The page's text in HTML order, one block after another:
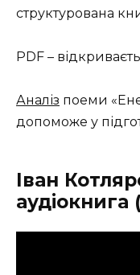
структурована
PDF –
Аналіз поеми
допоможе у
Іван
аудіокнига